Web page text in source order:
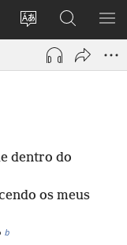
Mudar
idioma
Log
Buscar
no
JW.ORG
dentro do
os meus
b